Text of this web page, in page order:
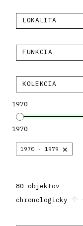
LOKALITA
FUNKCIA
KOLEKCIA
1970
1970
1970 - 1979 ×
80 objektov
chronologicky